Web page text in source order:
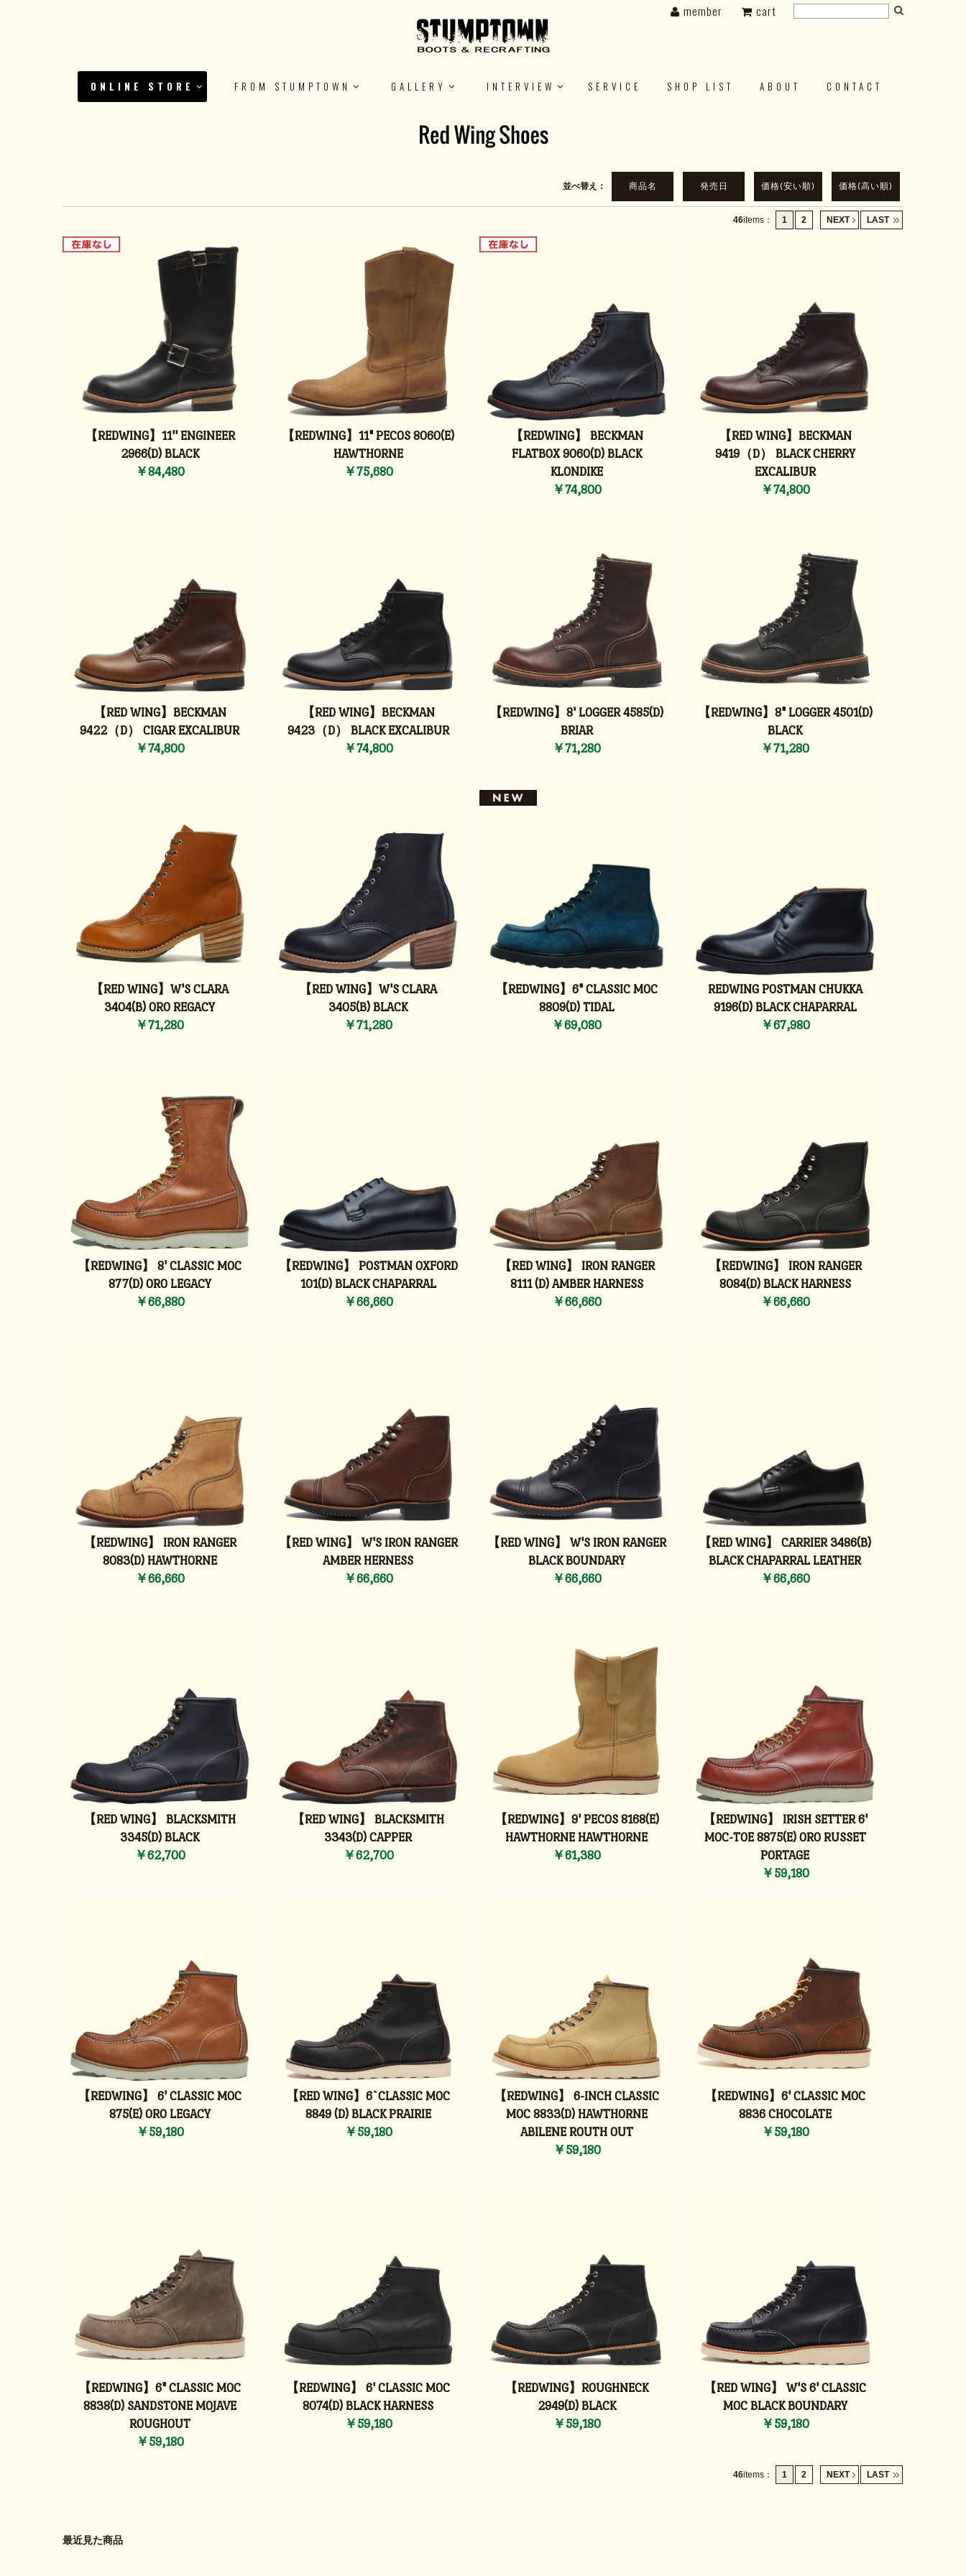
ONLINE STORE FROM STUMPTOWN GALLERY INTERVIEW SERVICE SHOP LIST ABOUT CONTACT
member cart
並べ替え： 商品名 発売日 価格(安い順) 価格(高い順)
46items ： 1 2 NEXT LAST
【REDWING】11'' ENGINEER
2966(D) BLACK
￥84,480
【REDWING】11" PECOS 8060(E)
HAWTHORNE
￥75,680
【REDWING】 BECKMAN
FLATBOX 9060(D) BLACK
KLONDIKE
￥74,800
【RED WING】BECKMAN
9419（D） BLACK CHERRY
EXCALIBUR
￥74,800
【RED WING】BECKMAN
9422（D） CIGAR EXCALIBUR
￥74,800
【RED WING】BECKMAN
9423（D） BLACK EXCALIBUR
￥74,800
【REDWING】8' LOGGER 4585(D)
BRIAR
￥71,280
【REDWING】8" LOGGER 4501(D)
BLACK
￥71,280
【RED WING】W'S CLARA
3404(B) ORO REGACY
￥71,280
【RED WING】W'S CLARA
3405(B) BLACK
￥71,280
【REDWING】6" CLASSIC MOC
8809(D) TIDAL
￥69,080
REDWING POSTMAN CHUKKA
9196(D) BLACK CHAPARRAL
￥67,980
【REDWING】 8' CLASSIC MOC
877(D) ORO LEGACY
￥66,880
【REDWING】 POSTMAN OXFORD
101(D) BLACK CHAPARRAL
￥66,660
【RED WING】 IRON RANGER
8111 (D) AMBER HARNESS
￥66,660
【REDWING】 IRON RANGER
8084(D) BLACK HARNESS
￥66,660
【REDWING】 IRON RANGER
8083(D) HAWTHORNE
￥66,660
【RED WING】 W'S IRON RANGER
AMBER HERNESS
￥66,660
【RED WING】 W'S IRON RANGER
BLACK BOUNDARY
￥66,660
【RED WING】 CARRIER 3486(B)
BLACK CHAPARRAL LEATHER
￥66,660
【RED WING】 BLACKSMITH
3345(D) BLACK
￥62,700
【RED WING】 BLACKSMITH
3343(D) CAPPER
￥62,700
【REDWING】9' PECOS 8168(E)
HAWTHORNE HAWTHORNE
￥61,380
【REDWING】 IRISH SETTER 6'
MOC-TOE 8875(E) ORO RUSSET
PORTAGE
￥59,180
【REDWING】 6' CLASSIC MOC
875(E) ORO LEGACY
￥59,180
【RED WING】6`CLASSIC MOC
8849 (D) BLACK PRAIRIE
￥59,180
【REDWING】 6-INCH CLASSIC
MOC 8833(D) HAWTHORNE
ABILENE ROUTH OUT
￥59,180
【REDWING】6' CLASSIC MOC
8836 CHOCOLATE
￥59,180
【REDWING】6" CLASSIC MOC
8838(D) SANDSTONE MOJAVE
ROUGHOUT
￥59,180
【REDWING】 6' CLASSIC MOC
8074(D) BLACK HARNESS
￥59,180
【REDWING】ROUGHNECK
2949(D) BLACK
￥59,180
【RED WING】 W'S 6' CLASSIC
MOC BLACK BOUNDARY
￥59,180
46items ： 1 2 NEXT LAST
最近見た商品